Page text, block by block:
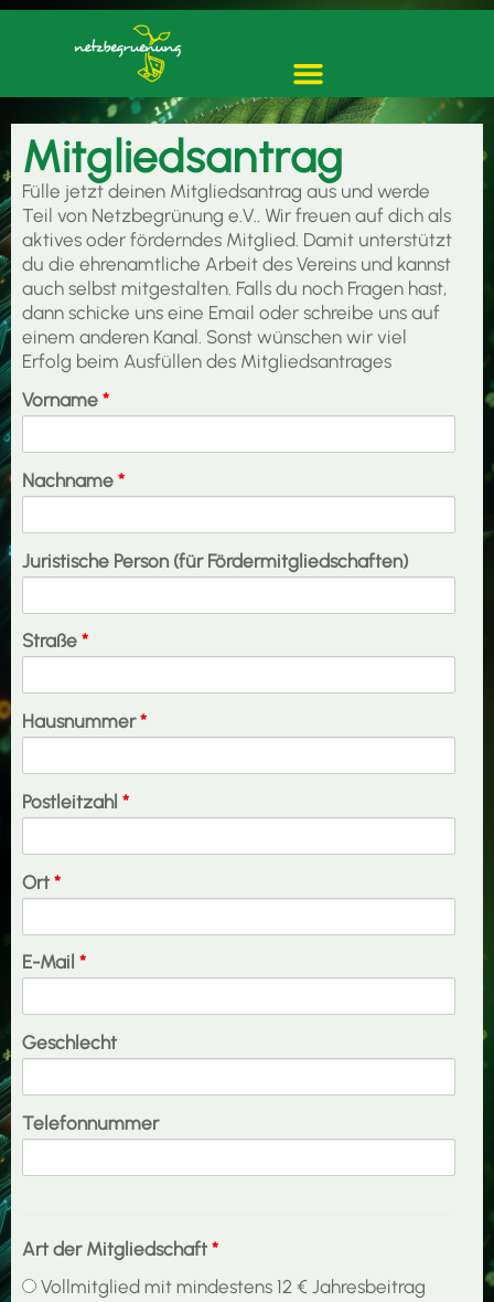
Mitgliedsantrag
Fülle jetzt deinen Mitgliedsantrag aus und werde
Teil von Netzbegrünung e.V.. Wir freuen auf dich als
aktives oder förderndes Mitglied. Damit unterstützt
du die ehrenamtliche Arbeit des Vereins und kannst
auch selbst mitgestalten. Falls du noch Fragen hast,
dann schicke uns eine Email oder schreibe uns auf
einem anderen Kanal. Sonst wünschen wir viel
Erfolg beim Ausfüllen des Mitgliedsantrages
Vorname *
Nachname *
Juristische Person (für Fördermitgliedschaften)
Straße *
Hausnummer*
Postleitzahl *
Ort *
E-Mail *
Geschlecht
Telefonnummer
Art der Mitgliedschaft *
Vollmitglied mit mindestens 12 € Jahresbeitrag